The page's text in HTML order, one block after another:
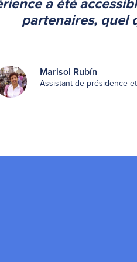
partenaires, quel
Marisol Rubín
Assistant de présidence